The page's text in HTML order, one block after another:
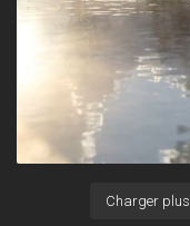
Charger plus